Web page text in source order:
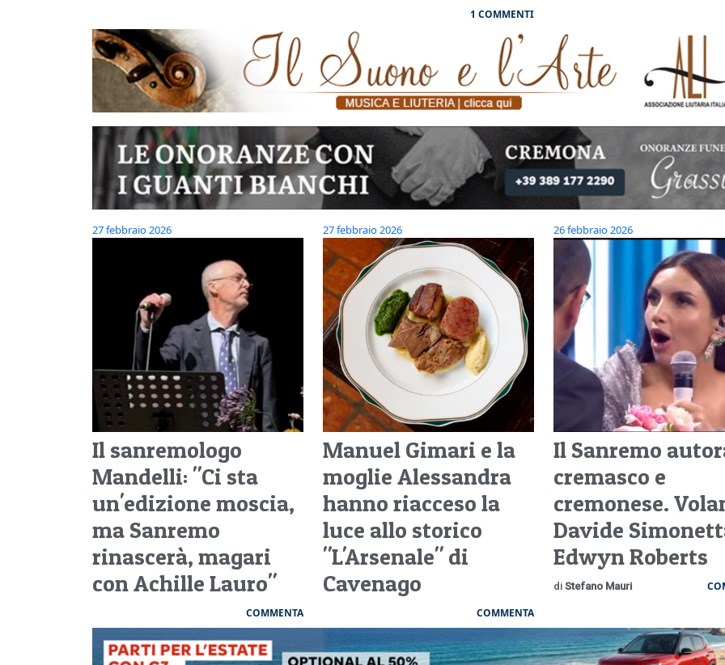
1 COMMENTI
27 febbraio 2026
Il sanremologo
Mandelli: "Ci sta
un'edizione moscia,
ma Sanremo
rinascerà, magari
con Achille Lauro"
COMMENTA
27 febbraio 2026
Manuel Gimari e la
moglie Alessandra
hanno riacceso la
luce allo storico
"L'Arsenale" di
Cavenago
COMMENTA
26 febbraio 2026
Il Sanremo
cremasco e
cremonese.
Davide
Edwyn Roberts
di Stefano Mauri